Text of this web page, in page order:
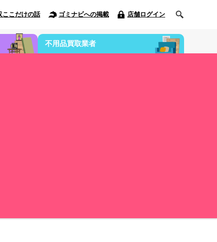
ここだけの話 ゴミナビへの掲載 店舗ログイン
不用品買取業者